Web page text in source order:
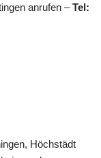
anrufen –Tel:
Höchstädt